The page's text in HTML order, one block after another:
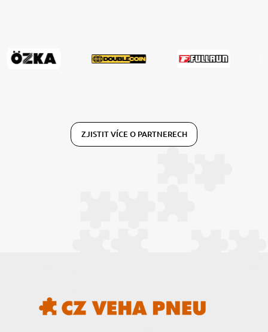
ZJISTIT VÍCE O PARTNERECH